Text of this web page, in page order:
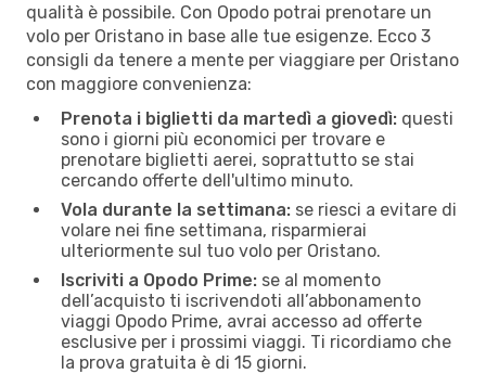
qualità è possibile. Con Opodo potrai prenotare un
volo per Oristano in base alle tue esigenze. Ecco 3
consigli da tenere a mente per viaggiare per Oristano
con maggiore convenienza:
Prenota i biglietti da martedì a giovedì: questi
sono i giorni più economici per trovare e
prenotare biglietti aerei, soprattutto se stai
cercando offerte dell'ultimo minuto.
Vola durante la settimana: se riesci a evitare di
volare nei fine settimana, risparmierai
ulteriormente sul tuo volo per Oristano.
Iscriviti a Opodo Prime: se al momento
dell’acquisto ti iscrivendoti all’abbonamento
viaggi Opodo Prime, avrai accesso ad offerte
esclusive per i prossimi viaggi. Ti ricordiamo che
la prova gratuita è di 15 giorni.